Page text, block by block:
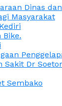
Dinas
Masyarakat
Bike.
Dr
Sembako